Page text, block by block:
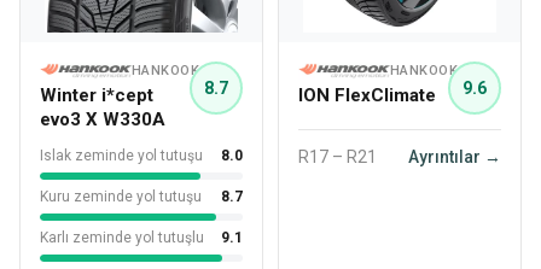
HANKOOK
Winter i*cept
evo3 X W330A
8.7
Islak zeminde yol tutuşu 8.0
Kuru zeminde yol tutuşu 8.7
Karlı zeminde yol tutuşlu 9.1
HANKOOK
ION FlexClimate 9.6
R17 – R21 Ayrıntılar →